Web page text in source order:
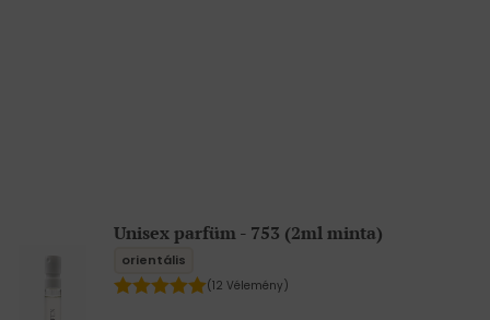
Unisex parfüm - 753 (2ml minta)
orientális
(12 Vélemény)